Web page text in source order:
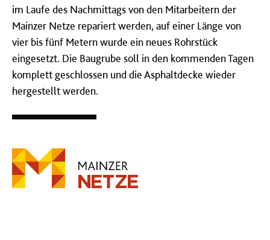
im Laufe des Nachmittags von den Mitarbeitern der
Mainzer Netze repariert werden, auf einer Länge von
vier bis fünf Metern wurde ein neues Rohrstück
eingesetzt. Die Baugrube soll in den kommenden Tagen
komplett geschlossen und die Asphaltdecke wieder
hergestellt werden.